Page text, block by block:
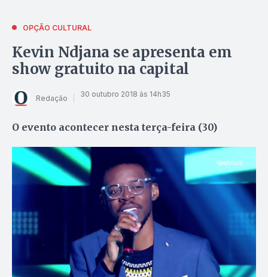
OPÇÃO CULTURAL
Kevin Ndjana se apresenta em
show gratuito na capital
Redação 30 outubro 2018 às 14h35
O evento acontecer nesta terça-feira (30)